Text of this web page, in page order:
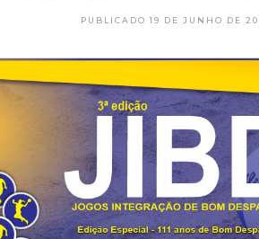
PUBLICADO 19 DE JUNHO DE